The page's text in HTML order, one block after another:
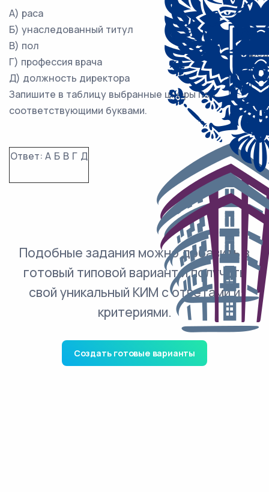
А) раса
Б) унаследованный титул
В) пол
Г) профессия врача
Д) должность директора
1)
2)
Запишите в таблицу выбранные цифры под
соответствующими буквами.
Ответ: А Б В Г Д
Подобные задания можно добавить в
готовый типовой вариант и получить
свой уникальный КИМ с ответами и
критериями.
Создать готовые варианты